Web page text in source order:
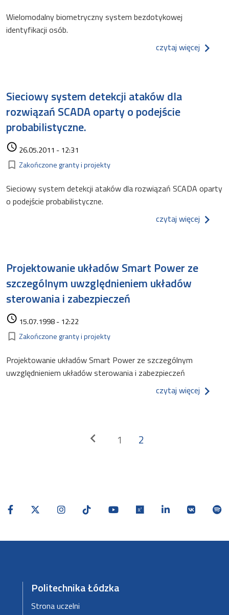
Wielomodalny biometryczny system bezdotykowej
identyfikacji osób.
czytaj więcej o
Sieciowy system detekcji ataków dla
rozwiązań SCADA oparty o podejście
probabilistyczne.
access_time 26.05.2011 - 12:31
bookmark_border Kategorie
Zakończone granty i projekty
Sieciowy system detekcji ataków dla rozwiązań SCADA oparty
o podejście probabilistyczne.
czytaj więcej o
Projektowanie układów Smart Power ze
szczególnym uwzględnieniem układów
sterowania i zabezpieczeń
access_time 15.07.1998 - 12:22
bookmark_border Kategorie
Zakończone granty i projekty
Projektowanie układów Smart Power ze szczególnym
uwzględnieniem układów sterowania i zabezpieczeń
czytaj więcej o
chevron_left 1 2
Politechnika Łódzka
Strona uczelni